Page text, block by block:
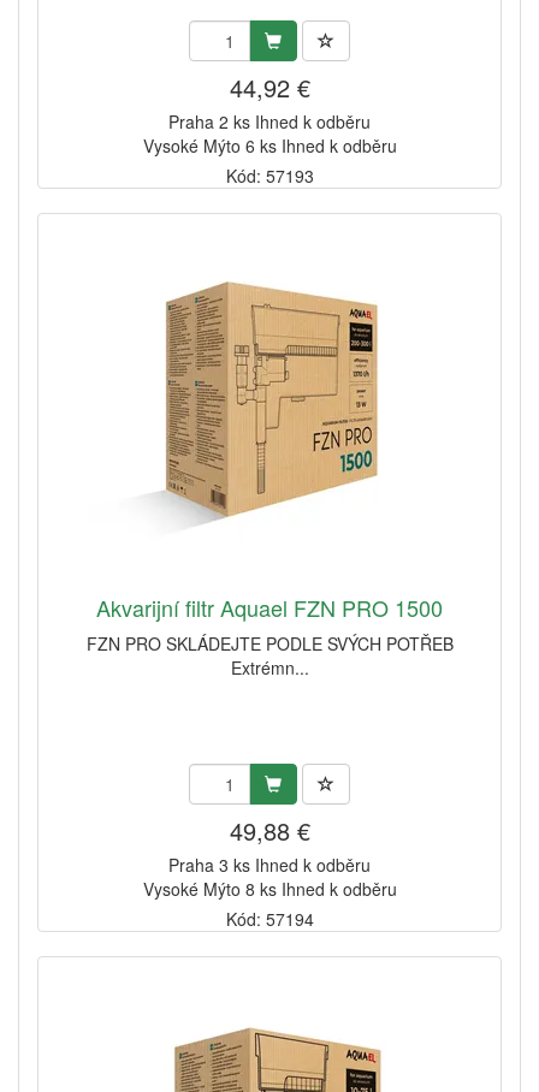
44,92 €
Praha 2 ks Ihned k odběru
Vysoké Mýto 6 ks Ihned k odběru
Kód: 57193
Akvarijní filtr Aquael FZN PRO 1500
FZN PRO SKLÁDEJTE PODLE SVÝCH POTŘEB
Extrémn...
49,88 €
Praha 3 ks Ihned k odběru
Vysoké Mýto 8 ks Ihned k odběru
Kód: 57194